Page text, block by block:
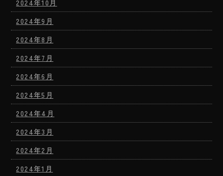
2024年10月
2024年9月
2024年8月
2024年7月
2024年6月
2024年5月
2024年4月
2024年3月
2024年2月
2024年1月